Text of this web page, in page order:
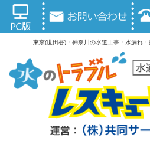
東京(世田谷)・神奈川の水道工事・水漏れ